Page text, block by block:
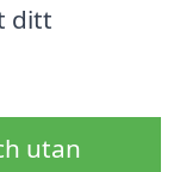
ditt
utan